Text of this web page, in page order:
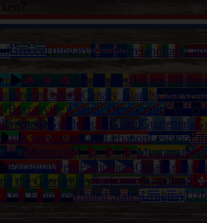
GreeceHungaryIcelandIrelandItaly
Bangladesh BarbadosBelarus
CanadaCanary Islands
(Brazzaville)Congo DemocraticCook
Grenada Guadeloupe Guam Guatemala
KyrgyzstanLaosLebanonLesotho
MoroccoMozambiqueMyanmar
ParaguayPeruPhilippinesQatar Reunion
the GrenadinesSurinameSwaziland
EmiratesUnited StatesUruguay